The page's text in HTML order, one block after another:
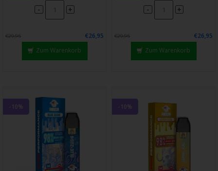
- +
€29,95
€26,95
Zum Warenkorb
- +
€29,95
€26,95
Zum Warenkorb
-10% -10%